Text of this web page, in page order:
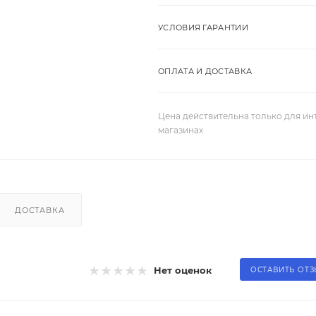
УСЛОВИЯ ГАРАНТИИ
ОПЛАТА И ДОСТАВКА
Цена действительна только для
магазинах
ДОСТАВКА
Нет оценок ОСТАВИТЬ